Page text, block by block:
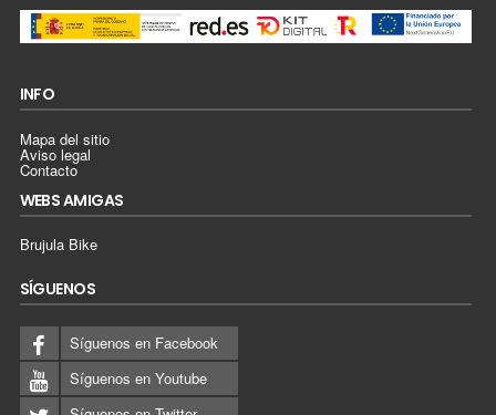
INFO
Mapa del sitio
Aviso legal
Contacto
WEBS AMIGAS
Brujula Bike
SÍGUENOS
Síguenos en Facebook
Síguenos en Youtube